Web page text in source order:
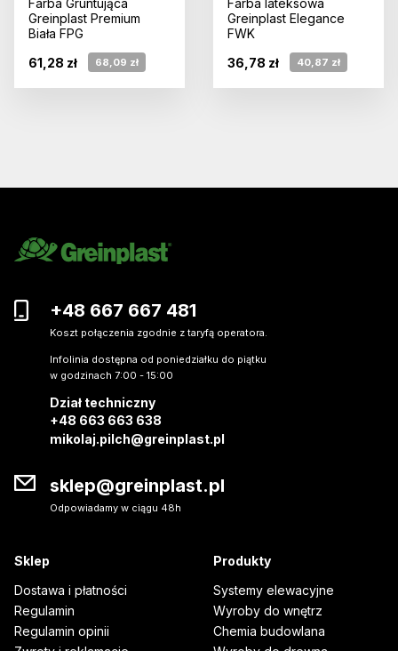
Farba Gruntująca
Greinplast Premium
Biała FPG
61,28 zł
68,09 zł
Farba lateksowa
Greinplast Elegance
FWK
36,78 zł
40,87 zł
+48 667 667 481
Koszt połączenia zgodnie z taryfą operatora.
Infolinia dostępna od poniedziałku do piątku
w godzinach 7:00 - 15:00
Dział techniczny
+48 663 663 638
mikolaj.pilch@greinplast.pl
sklep@greinplast.pl
Odpowiadamy w ciągu 48h
Sklep
Dostawa i płatności
Regulamin
Regulamin opinii
Produkty
Systemy elewacyjne
Wyroby do wnętrz
Chemia budowlana